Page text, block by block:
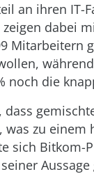
an ihren IT-
dabei
Mitarbeitern
noch die
zu
sich Bitkom-